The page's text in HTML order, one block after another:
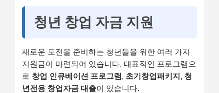
청년 창업 자금 지원
새로운 도전을 준비하는 청년들을 위한 여러 가지
지원금이 마련되어 있습니다. 대표적인 프로그램으
로 창업 인큐베이션 프로그램 , 초기창업패키지 , 청
년전용 창업자금 대출이 있습니다.